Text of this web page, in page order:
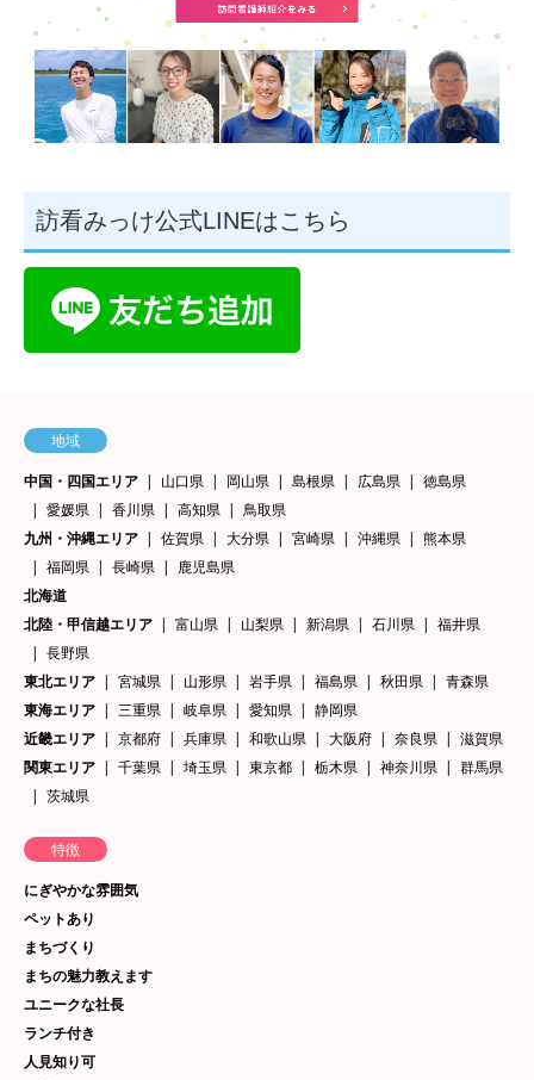
訪看みっけ公式LINEはこちら
地域
中国・四国エリア
山口県 岡山県 島根県 広島県
徳島県
愛媛県
香川県 高知県
鳥取県
九州・沖縄エリア
佐賀県 大分県 宮崎県 沖縄県
熊本県
福岡県
長崎県
鹿児島県
北海道
北陸・甲信越エリア
富山県 山梨県 新潟県 石川県
福井県
長野県
東北エリア
宮城県 山形県 岩手県 福島県 秋田県
青森県
東海エリア
三重県 岐阜県 愛知県
静岡県
近畿エリア
京都府 兵庫県 和歌山県 大阪府 奈良県
滋賀県
関東エリア
千葉県 埼玉県 東京都 栃木県 神奈川県
群馬県
茨城県
特徴
にぎやかな雰囲気
ペットあり
まちづくり
まちの魅力教えます
ユニークな社長
ランチ付き
人見知り可